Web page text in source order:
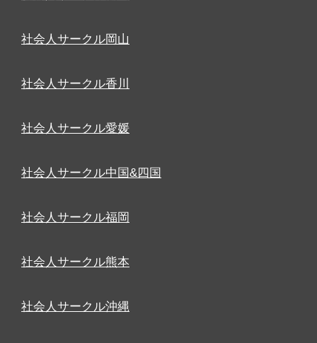
社会人サークル岡山
社会人サークル香川
社会人サークル愛媛
社会人サークル中国&四国
社会人サークル福岡
社会人サークル熊本
社会人サークル沖縄